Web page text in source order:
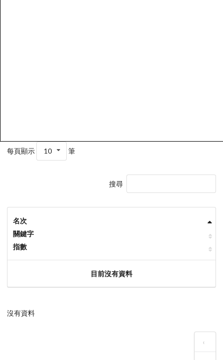
每頁顯示 10 筆
搜尋
名次
關鍵字
指數
目前沒有資料
沒有資料
‹